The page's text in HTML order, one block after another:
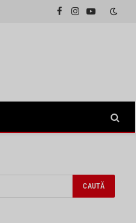
Facebook
InstagramYouTube